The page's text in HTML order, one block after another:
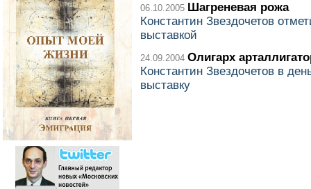
06.10.2005 Шагреневая рожа
Константин Звездочетов
выставкой
24.09.2004 Олигарх
Константин Звездочетов в
выставку